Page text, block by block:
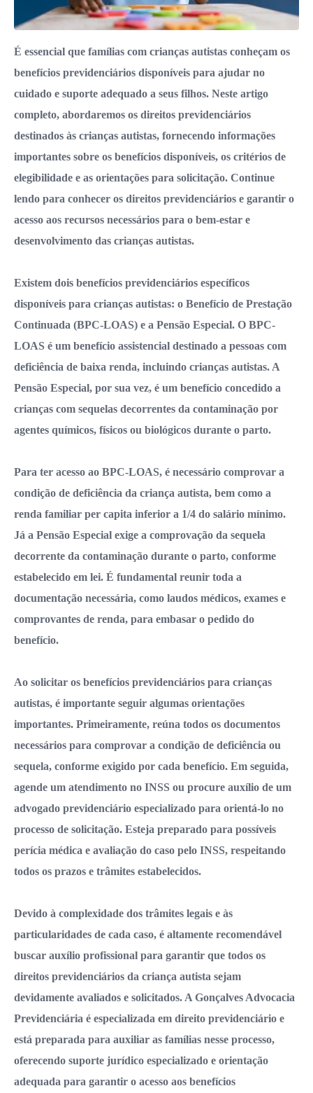
É essencial que famílias com crianças autistas conheçam os
benefícios previdenciários disponíveis para ajudar no
cuidado e suporte adequado a seus filhos. Neste artigo
completo, abordaremos os direitos previdenciários
destinados às crianças autistas, fornecendo informações
importantes sobre os benefícios disponíveis, os critérios de
elegibilidade e as orientações para solicitação. Continue
lendo para conhecer os direitos previdenciários e garantir o
acesso aos recursos necessários para o bem-estar e
desenvolvimento das crianças autistas.
Existem dois benefícios previdenciários específicos
disponíveis para crianças autistas: o Benefício de Prestação
Continuada (BPC-LOAS) e a Pensão Especial. O BPC-
LOAS é um benefício assistencial destinado a pessoas com
deficiência de baixa renda, incluindo crianças autistas. A
Pensão Especial, por sua vez, é um benefício concedido a
crianças com sequelas decorrentes da contaminação por
agentes químicos, físicos ou biológicos durante o parto.
Para ter acesso ao BPC-LOAS, é necessário comprovar a
condição de deficiência da criança autista, bem como a
renda familiar per capita inferior a 1/4 do salário mínimo.
Já a Pensão Especial exige a comprovação da sequela
decorrente da contaminação durante o parto, conforme
estabelecido em lei. É fundamental reunir toda a
documentação necessária, como laudos médicos, exames e
comprovantes de renda, para embasar o pedido do
benefício.
Ao solicitar os benefícios previdenciários para crianças
autistas, é importante seguir algumas orientações
importantes. Primeiramente, reúna todos os documentos
necessários para comprovar a condição de deficiência ou
sequela, conforme exigido por cada benefício. Em seguida,
agende um atendimento no INSS ou procure auxílio de um
advogado previdenciário especializado para orientá-lo no
processo de solicitação. Esteja preparado para possíveis
perícia médica e avaliação do caso pelo INSS, respeitando
todos os prazos e trâmites estabelecidos.
Devido à complexidade dos trâmites legais e às
particularidades de cada caso, é altamente recomendável
buscar auxílio profissional para garantir que todos os
direitos previdenciários da criança autista sejam
devidamente avaliados e solicitados. A Gonçalves Advocacia
Previdenciária é especializada em direito previdenciário e
está preparada para auxiliar as famílias nesse processo,
oferecendo suporte jurídico especializado e orientação
adequada para garantir o acesso aos benefícios